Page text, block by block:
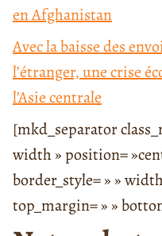
en Afghanistan
Avec la baisse des
l’étranger, une crise
l’Asie centrale
[mkd_separator
width » position=
border_style= » »
top_margin= » »